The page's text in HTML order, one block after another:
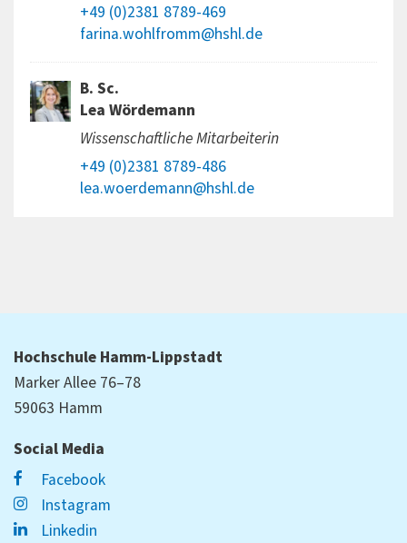
+49 (0)2381 8789-469
farina.wohlfromm@hshl.de
B. Sc.
Lea Wördemann
Wissenschaftliche Mitarbeiterin
+49 (0)2381 8789-486
lea.woerdemann@hshl.de
Hochschule Hamm-Lippstadt
Marker Allee 76–78
59063 Hamm
Social Media
Facebook
Instagram
Linkedin